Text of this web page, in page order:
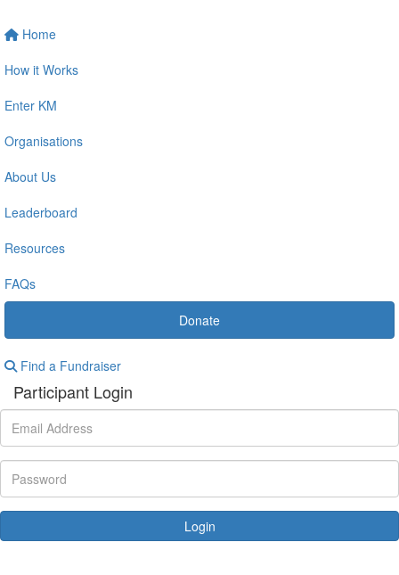
Home
How it Works
Enter KM
Organisations
About Us
Leaderboard
Resources
FAQs
Donate
Find a Fundraiser
Participant Login
Login